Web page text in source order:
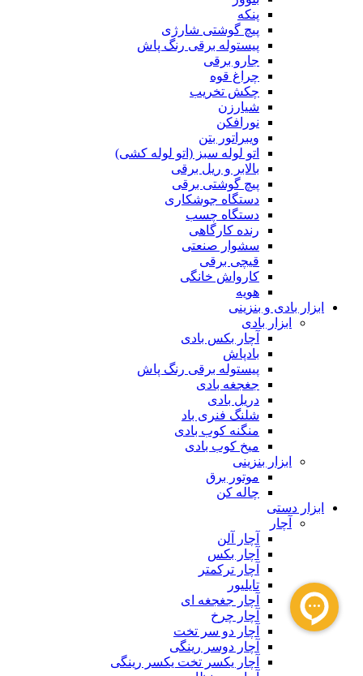
پنکه
پیچ گوشتی شارژی
پیستوله برقی رنگ پاش
جارو برقی
چراغ قوه
چکش تخریب
شیارزن
نورافکن
ویبراتور بتن
اتو لوله سبز (اتو لوله کشی)
بالابر و ریل برقی
پیچ گوشتی برقی
دستگاه جوشکاری
دستگاه چسب
رنده کارگاهی
سشوار صنعتی
قیچی برقی
کارواش خانگی
هویه
ابزار بادی و بنزینی
ابزار بادی
آچار بکس بادی
بادپاش
پیستوله برقی رنگ پاش
جغجغه بادی
دریل بادی
شلنگ فنری باد
منگنه کوب بادی
میخ کوب بادی
ابزار بنزینی
موتور برق
چاله کن
ابزار دستی
آچار
آچار آلن
آچار بکس
آچار ترکمتر
تایلیور
آچار جغجغه ای
آچار چرخ
آچار دو سر تخت
آچار دوسر رینگی
آچار یکسر تخت یکسر رینگی